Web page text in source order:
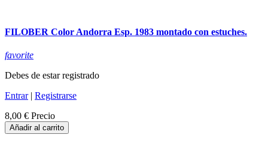
FILOBER Color Andorra Esp. 1983 montado con estuches.
favorite
Debes de estar registrado
Entrar| Registrarse
8,00 € Precio
Añadir al carrito